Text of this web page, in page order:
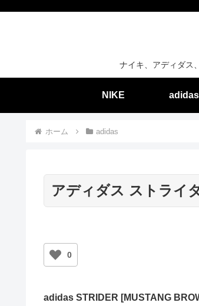
ナイキ、アディダス
NIKE adidas
ホーム adidas
アディダス ストライ
0
adidas STRIDER [MUSTANG